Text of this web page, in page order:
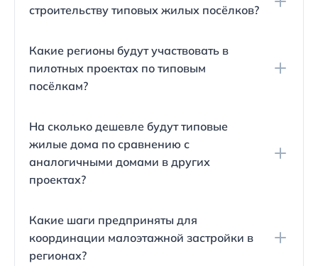
строительству типовых жилых посёлков?
типовых жилых посёлков запустило общество
специалистов при Минстрое России. Эти посёлки
должны решать проблемы создания комфортной
на индивидуальное жилищное строительство и
развития сельского хозяйства.
Какие регионы будут участвовать в
пилотных проектах по типовым
посёлкам?
субъектах РФ, среди которых Краснодарский
край, Крым и Московская область.
На сколько дешевле будут типовые
жилые дома по сравнению с
аналогичными домами в других
проектах?
минимум на 15% дешевле, чем аналогичные
варианты вне данного проекта. Это достигается
за счет централизованного подхода и
Какие шаги предприняты для
координации малоэтажной застройки в
регионах?